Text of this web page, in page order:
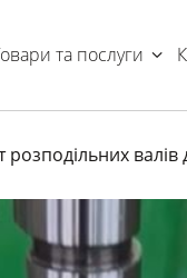
та послуги
розподільних